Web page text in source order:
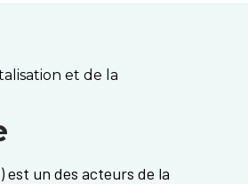
et de la
est un des acteurs de la